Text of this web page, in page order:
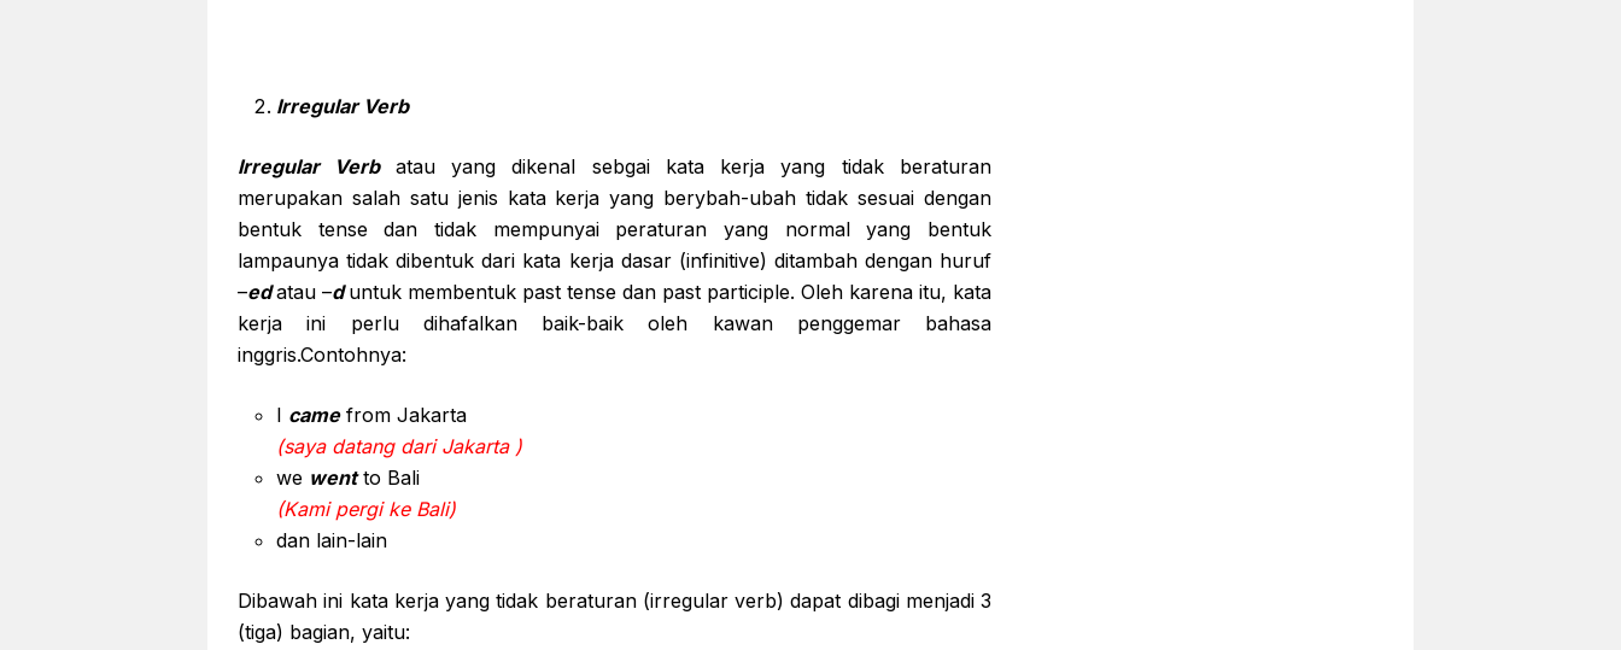
Irregular Verb
Irregular Verb atau yang dikenal sebgai kata kerja yang tidak beraturan
merupakan salah satu jenis kata kerja yang berybah-ubah tidak sesuai dengan
bentuk tense dan tidak mempunyai peraturan yang normal yang bentuk
lampaunya tidak dibentuk dari kata kerja dasar (infinitive) ditambah dengan huruf
–edatau –duntuk membentuk past tense dan past participle. Oleh karena itu, kata
kerja ini perlu dihafalkan baik-baik oleh kawan penggemar bahasa
inggris.Contohnya:
I camefrom Jakarta
(saya datang dari Jakarta )
we wentto Bali
(Kami pergi ke Bali)
dan lain-lain
Dibawah ini kata kerja yang tidak beraturan (irregular verb) dapat dibagi menjadi 3
(tiga) bagian, yaitu: